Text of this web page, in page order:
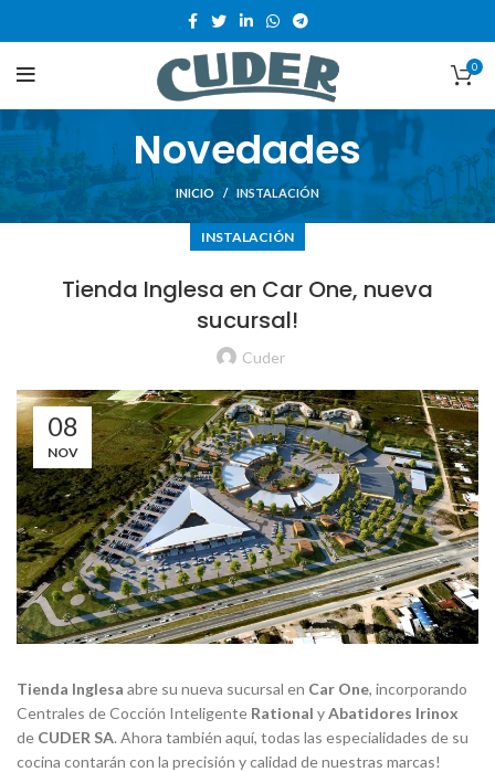
0
Novedades
INICIO INSTALACIÓN
INSTALACIÓN
Tienda Inglesa en Car One, nueva
sucursal!
Cuder
08
NOV
Tienda Inglesa abre su nueva sucursal en Car One, incorporando
Centrales de Cocción Inteligente Rational yAbatidores Irinox
de CUDER SA. Ahora también aquí, todas las especialidades de su
cocina contarán con la precisión y calidad de nuestras marcas!